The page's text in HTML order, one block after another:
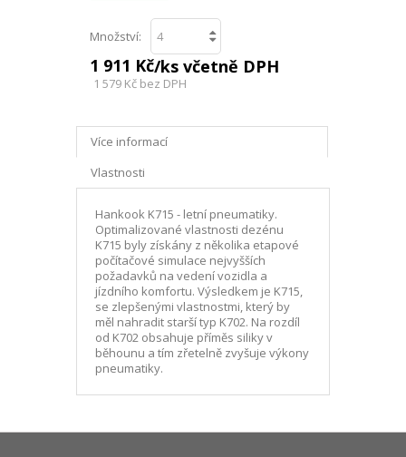
Množství:
1 911 Kč/ks včetně DPH
1 579 Kč bez DPH
Více informací
Vlastnosti
Hankook K715 - letní pneumatiky.
Optimalizované vlastnosti dezénu
K715 byly získány z několika etapové
počítačové simulace nejvyšších
požadavků na vedení vozidla a
jízdního komfortu. Výsledkem je K715,
se zlepšenými vlastnostmi, který by
měl nahradit starší typ K702. Na rozdíl
od K702 obsahuje příměs siliky v
běhounu a tím zřetelně zvyšuje výkony
pneumatiky.